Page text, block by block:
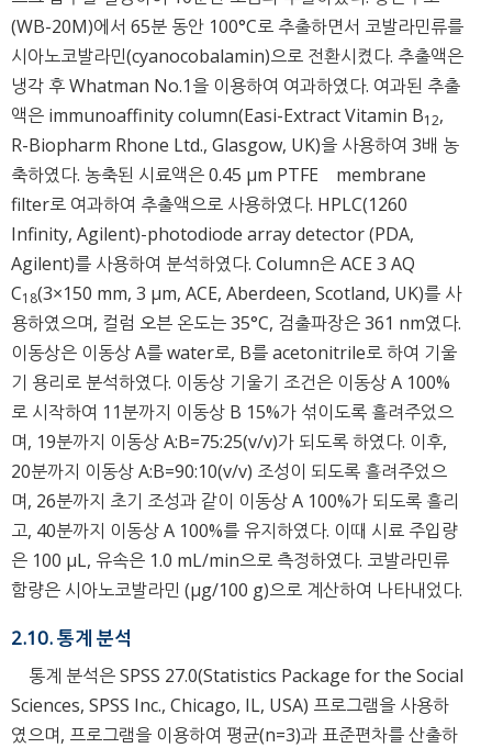
(WB-20M)에서 65분 동안 100°C로 추출하면서 코발라민류를
시아노코발라민(cyanocobalamin)으로 전환시켰다. 추출액은
냉각 후 Whatman No.1을 이용하여 여과하였다. 여과된 추출
액은 immunoaffinity column(Easi-Extract Vitamin B12,
R-Biopharm Rhone Ltd., Glasgow, UK)을 사용하여 3배 농
축하였다. 농축된 시료액은 0.45 μm PTFE membrane
filter로 여과하여 추출액으로 사용하였다. HPLC(1260
Infinity, Agilent)-photodiode array detector (PDA,
Agilent)를 사용하여 분석하였다. Column은 ACE 3 AQ
C18(3×150 mm, 3 μm, ACE, Aberdeen, Scotland, UK)를 사
용하였으며, 컬럼 오븐 온도는 35°C, 검출파장은 361 nm였다.
이동상은 이동상 A를 water로, B를 acetonitrile로 하여 기울
기 용리로 분석하였다. 이동상 기울기 조건은 이동상 A 100%
로 시작하여 11분까지 이동상 B 15%가 섞이도록 흘려주었으
며, 19분까지 이동상 A:B=75:25(v/v)가 되도록 하였다. 이후,
20분까지 이동상 A:B=90:10(v/v) 조성이 되도록 흘려주었으
며, 26분까지 초기 조성과 같이 이동상 A 100%가 되도록 흘리
고, 40분까지 이동상 A 100%를 유지하였다. 이때 시료 주입량
은 100 μL, 유속은 1.0 mL/min으로 측정하였다. 코발라민류
함량은 시아노코발라민 (μg/100 g)으로 계산하여 나타내었다.
2.10. 통계 분석
통계 분석은 SPSS 27.0(Statistics Package for the Social
Sciences, SPSS Inc., Chicago, IL, USA) 프로그램을 사용하
였으며, 프로그램을 이용하여 평균(n=3)과 표준편차를 산출하